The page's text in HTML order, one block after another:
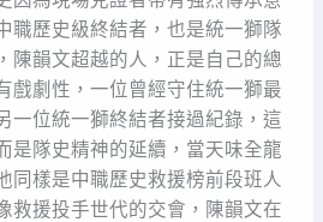
職歷史級終結者，也是統一獅隊
陳韻文超越的人，正是自己的總
戲劇性，一位曾經守住統一獅最
一位統一獅終結者接過紀錄，這
是隊史精神的延續，當天味全龍
同樣是中職歷史救援榜前段班人
救援投手世代的交會，陳韻文在